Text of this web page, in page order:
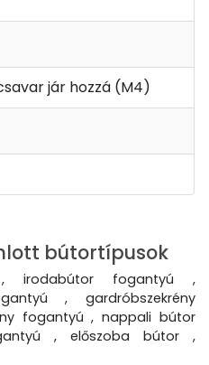
jár hozzá (M4)
bútortípusok
, irodabútor fogantyú ,
, gardróbszekrény
fogantyú , nappali bútor
, előszoba bútor ,